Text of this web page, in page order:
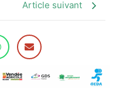
Article suivant